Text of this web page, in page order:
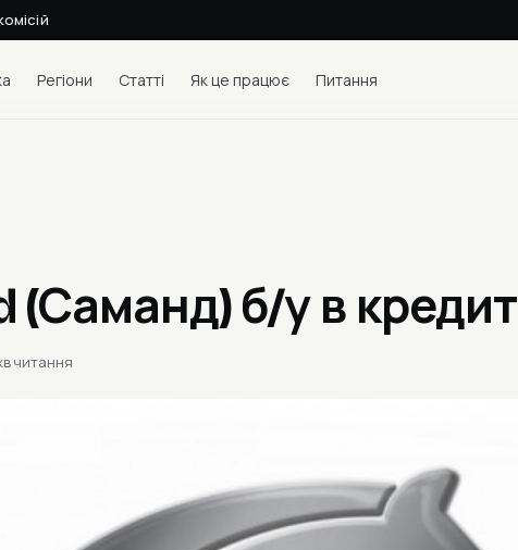
Регіони Статті Як це працює Питання
(Саманд) б/у в кредит
читання